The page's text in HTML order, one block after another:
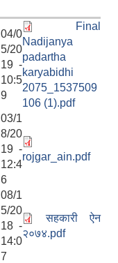
04/0
5/20
19 -
10:5
9
Final
Nadijanya
padartha
karyabidhi
2075_1537509
106 (1).pdf
03/1
8/20
19 -
12:4
6
rojgar_ain.pdf
08/1
5/20
18 -
14:0
7
सहकारी ऐन
२०७४.pdf